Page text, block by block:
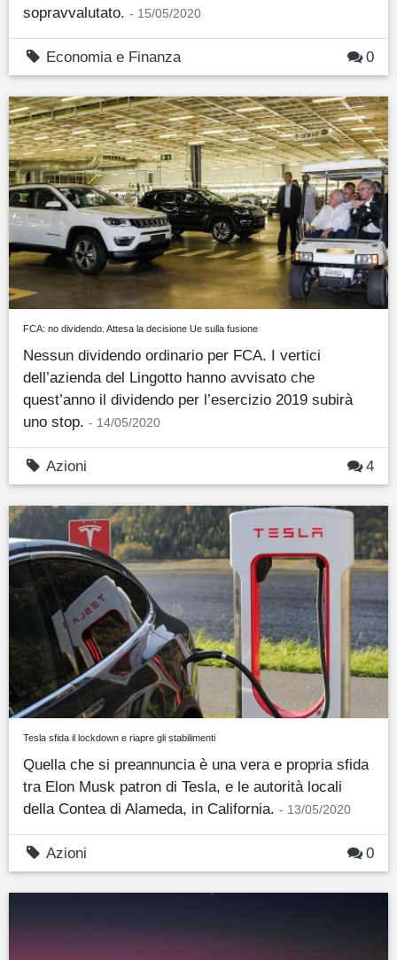
sopravvalutato. - 15/05/2020
Economia e Finanza 0
FCA: no dividendo. Attesa la decisione Ue sulla fusione
Nessun dividendo ordinario per FCA. I vertici
dell’azienda del Lingotto hanno avvisato che
quest’anno il dividendo per l’esercizio 2019 subirà
uno stop. - 14/05/2020
Azioni 4
Tesla sfida il lockdown e riapre gli stabilimenti
Quella che si preannuncia è una vera e propria sfida
tra Elon Musk patron di Tesla, e le autorità locali
della Contea di Alameda, in California. - 13/05/2020
Azioni 0